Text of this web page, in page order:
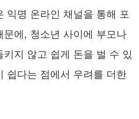
익명 온라인 채널을 통해 포
문에, 청소년 사이에 부모나
키지 않고 쉽게 돈을 벌 수 있
쉽다는 점에서 우려를 더한